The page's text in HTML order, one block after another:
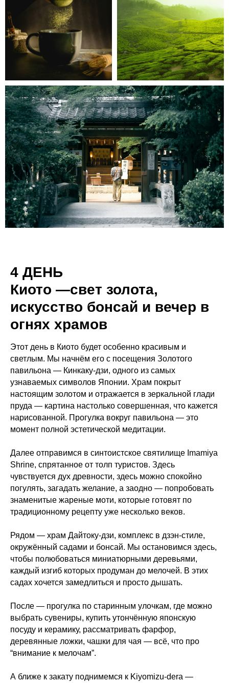
4 ДЕНЬ
Киото —свет золота,
искусство бонсай и вечер в
огнях храмов
Этот день в Киото будет особенно красивым и
светлым. Мы начнём его с посещения Золотого
павильона — Кинкаку-дзи, одного из самых
узнаваемых символов Японии. Храм покрыт
настоящим золотом и отражается в зеркальной глади
пруда — картина настолько совершенная, что кажется
нарисованной. Прогулка вокруг павильона — это
момент полной эстетической медитации.
Далее отправимся в синтоистское святилище Imamiya
Shrine, спрятанное от толп туристов. Здесь
чувствуется дух древности, здесь можно спокойно
погулять, загадать желание, а заодно — попробовать
знаменитые жареные моти, которые готовят по
традиционному рецепту уже несколько веков.
Рядом — храм Дайтоку-дзи, комплекс в дзэн-стиле,
окружённый садами и бонсай. Мы остановимся здесь,
чтобы полюбоваться миниатюрными деревьями,
каждый изгиб которых продуман до мелочей. В этих
садах хочется замедлиться и просто дышать.
После — прогулка по старинным улочкам, где можно
выбрать сувениры, купить утончённую японскую
посуду и керамику, рассматривать фарфор,
деревянные ложки, чашки для чая — всё, что про
“внимание к мелочам”.
А ближе к закату поднимемся к Kiyomizu-dera —